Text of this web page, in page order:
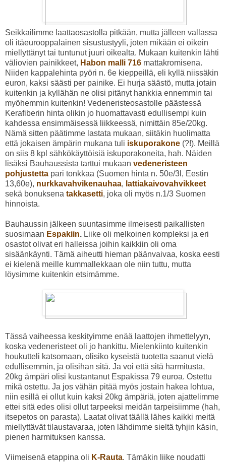
Seikkailimme laattaosastolla pitkään, mutta jälleen vallassa
oli itäeurooppalainen sisustustyyli, joten mikään ei oikein
miellyttänyt tai tuntunut juuri oikealta. Mukaan kuitenkin lähti
väliovien painikkeet, Habon malli 716 mattakromisena.
Niiden kappalehinta pyöri n. 6e kieppeillä, eli kyllä niissäkin
euron, kaksi säästi per painike. Ei hurja säästö, mutta jotain
kuitenkin ja kyllähän ne olisi pitänyt hankkia ennemmin tai
myöhemmin kuitenkin! Vedeneristeosastolle päästessä
Kerafiberin hinta olikin jo huomattavasti edullisempi kuin
kahdessa ensimmäisessä liikkeessä, nimittäin 85e/20kg.
Nämä sitten päätimme lastata mukaan, siitäkin huolimatta
että jokaisen ämpärin mukana tuli iskuporakone (?!). Meillä
on siis 8 kpl sähkökäyttöisiä iskuporakoneita, hah. Näiden
lisäksi Bauhaussista tarttui mukaan vedeneristeen
pohjustetta pari tonkkaa (Suomen hinta n. 50e/3l, Eestin
13,60e), nurkkavahvikenauhaa, lattiakaivovahvikkeet
sekä bonuksena takkasetti, joka oli myös n.1/3 Suomen
hinnoista.
Bauhaussin jälkeen suuntasimme ilmeisesti paikallisten
suosimaan Espakiin. Liike oli melkoinen kompleksi ja eri
osastot olivat eri halleissa joihin kaikkiin oli oma
sisäänkäynti. Tämä aiheutti hieman päänvaivaa, koska eesti
ei kielenä meille kummallekkaan ole niin tuttu, mutta
löysimme kuitenkin etsimämme.
Tässä vaiheessa keskityimme enää laattojen ihmettelyyn,
koska vedeneristeet oli jo hankittu. Mielenkiinto kuitenkin
houkutteli katsomaan, olisiko kyseistä tuotetta saanut vielä
edullisemmin, ja olisihan sitä. Ja voi että sitä harmitusta,
20kg ämpäri olisi kustantanut Espakissa 79 euroa. Ostettu
mikä ostettu. Ja jos vähän pitää myös jostain hakea lohtua,
niin esillä ei ollut kuin kaksi 20kg ämpäriä, joten ajattelimme
ettei sitä edes olisi ollut tarpeeksi meidän tarpeisiimme (hah,
itsepetos on parasta). Laatat olivat täällä lähes kaikki meitä
miellyttävät tilaustavaraa, joten lähdimme sieltä tyhjin käsin,
pienen harmituksen kanssa.
Viimeisenä etappina oli K-Rauta. Tämäkin liike noudatti